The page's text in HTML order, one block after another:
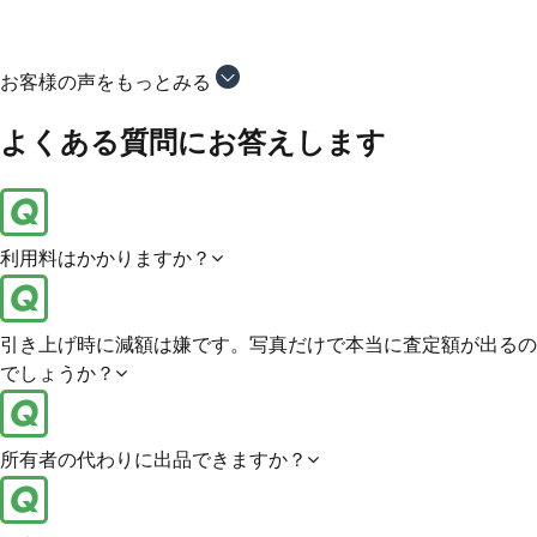
お客様の声をもっとみる
よくある質問にお答えします
利用料はかかりますか？
引き上げ時に減額は嫌です。写真だけで本当に査定額が出るの
でしょうか？
所有者の代わりに出品できますか？